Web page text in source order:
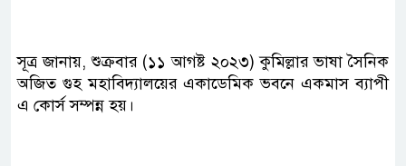
সূত্র জানায়, শুক্রবার (১১ আগষ্ট ২০২৩) কুমিল্লার ভাষা সৈনিক
অজিত গুহ মহাবিদ্যালয়ের একাডেমিক ভবনে একমাস ব্যাপী
এ কোর্স সম্পন্ন হয়।